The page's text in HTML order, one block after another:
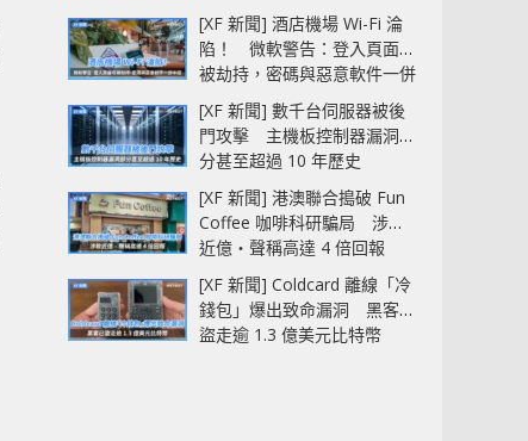
[XF 新聞] 酒店機場 Wi-Fi 淪
陷！ 微軟警告：登入頁面可
被劫持，密碼與惡意軟件一併
中招
[XF 新聞] 數千台伺服器被後
門攻擊 主機板控制器漏洞部
分甚至超過 10 年歷史
[XF 新聞] 港澳聯合搗破 Fun
Coffee 咖啡科研騙局 涉款
近億‧聲稱高達 4 倍回報
[XF 新聞] Coldcard 離線「冷
錢包」爆出致命漏洞 黑客已
盜走逾 1.3 億美元比特幣